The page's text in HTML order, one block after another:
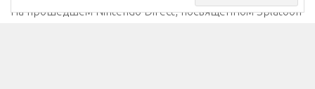
На прошедшем Nintendo Direct, посвящённом Splatoon